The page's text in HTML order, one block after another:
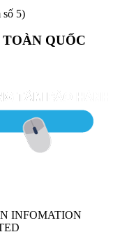
5)
QUỐC
INFOMATION